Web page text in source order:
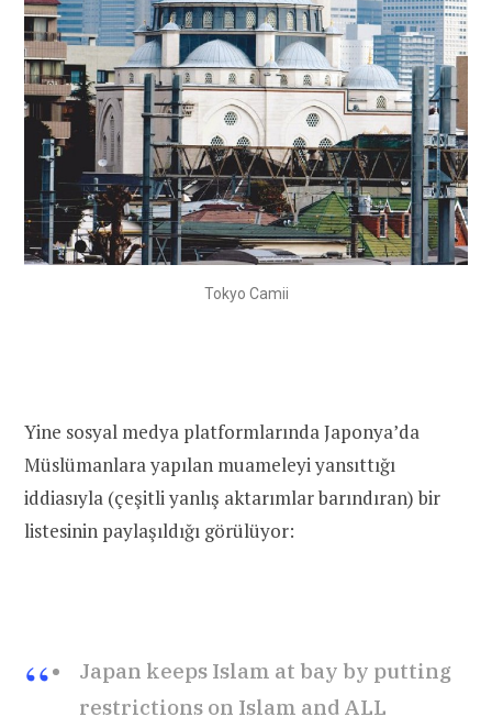
Tokyo Camii
Yine sosyal medya platformlarında Japonya’da
Müslümanlara yapılan muameleyi yansıttığı
iddiasıyla (çeşitli yanlış aktarımlar barındıran) bir
listesinin paylaşıldığı görülüyor:
Japan keeps Islam at bay by putting
restrictions on Islam and ALL